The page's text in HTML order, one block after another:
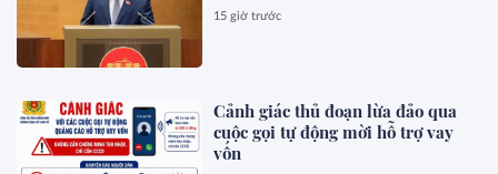
15 giờ trước
Cảnh giác thủ đoạn lừa đảo qua
cuộc gọi tự động mời hỗ trợ vay
vốn